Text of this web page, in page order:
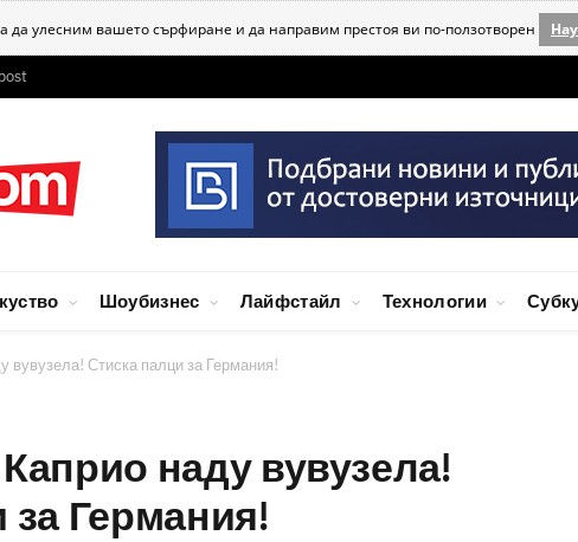
да улесним вашето сърфиране и да направим престоя ви по-ползотворен
Шоубизнес Лайфстайл Технологии
вувузела! Стиска палци за Германия!
наду вувузела!
Германия!